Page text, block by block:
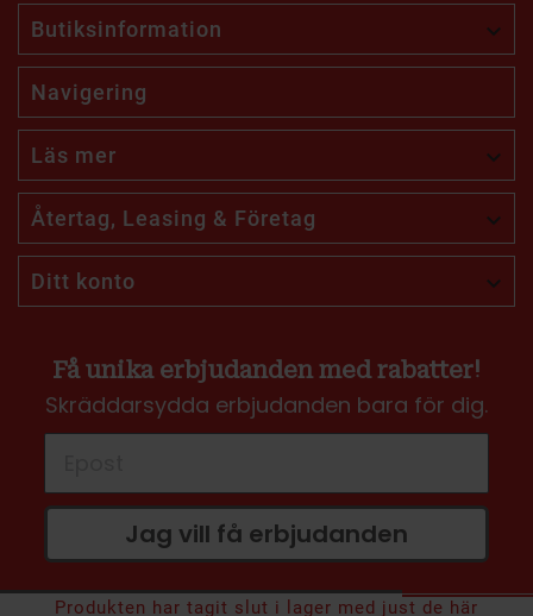
Produkten har tagit slut i lager med just de här
Butiksinformation 
Navigering
Läs mer 
Återtag, Leasing & Företag 
Ditt konto 
Få unika erbjudanden med rabatter!
Skräddarsydda erbjudanden bara för dig.
Jag vill få erbjudanden